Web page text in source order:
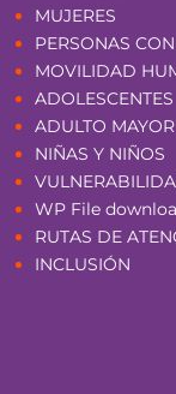
MUJERES
PERSONAS
MOVILIDAD
ADOLESCENTES
ADULTO MAYOR
NIÑAS Y NIÑOS
WP File
RUTAS DE
INCLUSIÓN